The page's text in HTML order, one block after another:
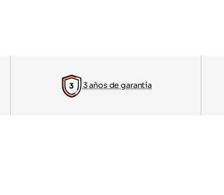
3 años de garantía